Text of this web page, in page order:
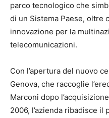
parco tecnologico che
di un Sistema Paese, oltre
innovazione per la
telecomunicazioni.
Con l’apertura del nuovo
Genova, che raccoglie
Marconi dopo
2006, l’azienda ribadisce